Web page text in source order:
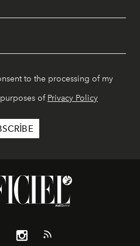
to the processing of my
of Privacy Policy